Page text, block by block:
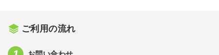
ご利用の流れ